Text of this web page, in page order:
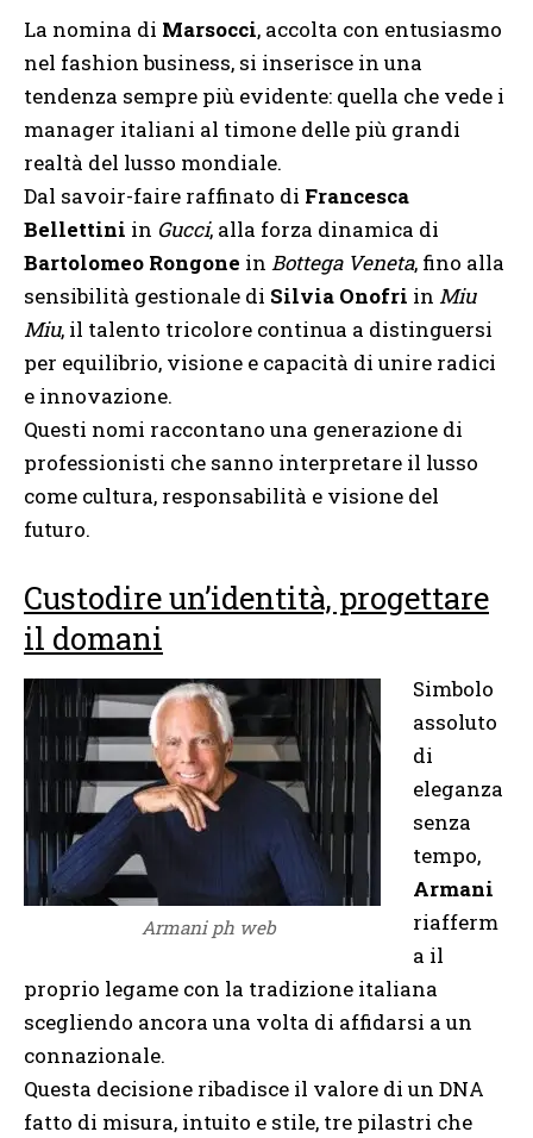
La nomina di Marsocci, accolta con entusiasmo
nel fashion business, si inserisce in una
tendenza sempre più evidente: quella che vede i
manager italiani al timone delle più grandi
realtà del lusso mondiale.
Dal savoir-faire raffinato di Francesca
Bellettini in Gucci, alla forza dinamica di
Bartolomeo Rongone in Bottega Veneta, fino alla
sensibilità gestionale di Silvia Onofri in Miu
Miu, il talento tricolore continua a distinguersi
per equilibrio, visione e capacità di unire radici
e innovazione.
Questi nomi raccontano una generazione di
professionisti che sanno interpretare il lusso
come cultura, responsabilità e visione del
futuro.
Custodire un’identità, progettare
il domani
Armani ph web
Simbolo
assoluto
di
eleganza
senza
tempo,
Armani
riafferm
a il
proprio legame con la tradizione italiana
scegliendo ancora una volta di affidarsi a un
connazionale.
Questa decisione ribadisce il valore di un DNA
fatto di misura, intuito e stile, tre pilastri che